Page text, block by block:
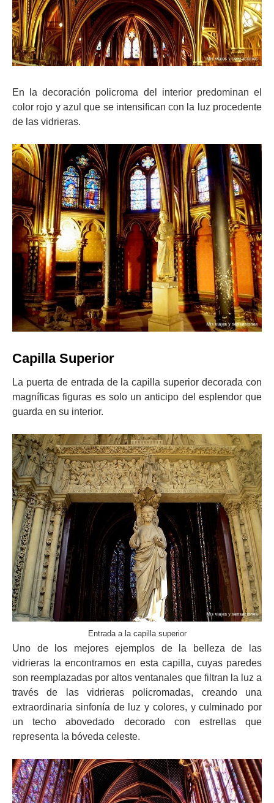
En la decoración policroma del interior predominan el
color rojo y azul que se intensifican con la luz procedente
de las vidrieras.
Capilla Superior
La puerta de entrada de la capilla superior decorada con
magníficas figuras es solo un anticipo del esplendor que
guarda en su interior.
Entrada a la capilla superior
Uno de los mejores ejemplos de la belleza de las
vidrieras la encontramos en esta capilla, cuyas paredes
son reemplazadas por altos ventanales que filtran la luz a
través de las vidrieras policromadas, creando una
extraordinaria sinfonía de luz y colores, y culminado por
un techo abovedado decorado con estrellas que
representa la bóveda celeste.